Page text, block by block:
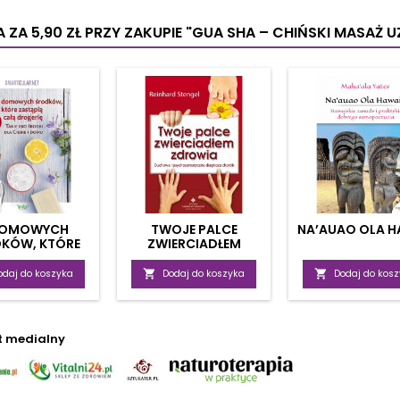
kolki, kurcze
łydek, ostre...
własnej wartości i
poprawisz relacje.
ZA 5,90 ZŁPRZY ZAKUPIE "GUA SHA – CHIŃSKI MASAŻ
KTÓRE
DROGERIĘ
do koszyka
TWOJE PALCE
ZWIERCIADŁEM
ZDROWIA
 Dodaj do koszyka
NA’AUAO OLA
 Dodaj do
medialny